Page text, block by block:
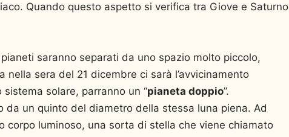
Quando questo aspetto si verifica tra Giove e Saturno
saranno separati da uno spazio molto piccolo,
sera del 21 dicembre ci sarà l’avvicinamento
solare, parranno un “pianeta doppio”.
da un quinto del diametro della stessa luna piena. Ad
corpo luminoso, una sorta di stella che viene chiamato